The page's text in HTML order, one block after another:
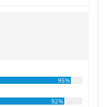
95%
92%